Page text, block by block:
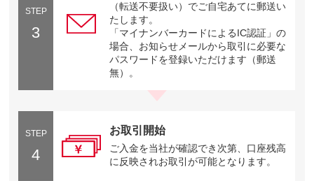
STEP
3
（転送不要扱い）でご自宅あてに郵送い
たします。
「マイナンバーカードによるIC認証」の
場合、お知らせメールから取引に必要な
パスワードを登録いただけます（郵送
無）。
STEP
4
お取引開始
ご入金を当社が確認でき次第、口座残高
に反映されお取引が可能となります。